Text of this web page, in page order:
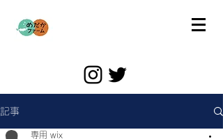
記事
専用 wix